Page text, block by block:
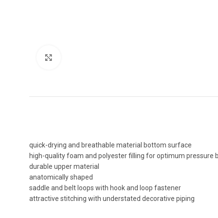
quick-drying and breathable material bottom surface
high-quality foam and polyester filling for optimum pressure
durable upper material
anatomically shaped
saddle and belt loops with hook and loop fastener
attractive stitching with understated decorative piping